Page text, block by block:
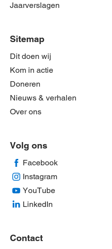
Jaarverslagen
Sitemap
Dit doen wij
Kom in actie
Doneren
Nieuws & verhalen
Over ons
Volg ons
Facebook
Instagram
YouTube
LinkedIn
Contact